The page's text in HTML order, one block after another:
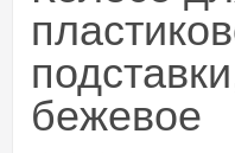
бежевое